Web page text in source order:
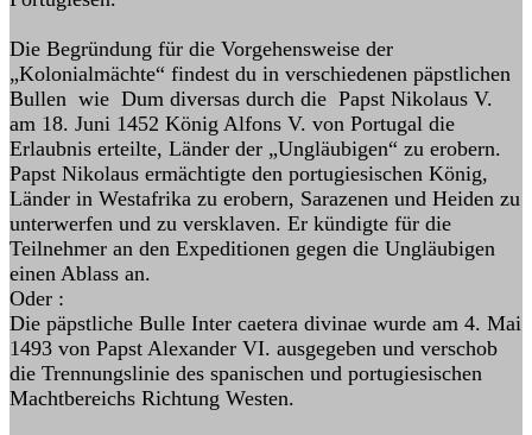
Die Begründung für die Vorgehensweise der
„Kolonialmächte“ findest du in verschiedenen päpstlichen
Bullen wie Dum diversas durch die Papst Nikolaus V.
am 18. Juni 1452 König Alfons V. von Portugal die
Erlaubnis erteilte, Länder der „Ungläubigen“ zu erobern.
Papst Nikolaus ermächtigte den portugiesischen König,
Länder in Westafrika zu erobern, Sarazenen und Heiden zu
unterwerfen und zu versklaven. Er kündigte für die
Teilnehmer an den Expeditionen gegen die Ungläubigen
einen Ablass an.
Oder :
Die päpstliche Bulle Inter caetera divinae wurde am 4. Mai
1493 von Papst Alexander VI. ausgegeben und verschob
die Trennungslinie des spanischen und portugiesischen
Machtbereichs Richtung Westen.